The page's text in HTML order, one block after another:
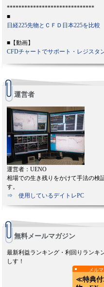
******************************
■
日経225先物とＣＦＤ日本225を比較
■【動画】
CFDチャートでサポート・レジスタ
運営者
運営者：UENO
相場での生き残りをかけて手法の検
す。
⇒ 使用しているデイトレPC
無料メールマガジン
最新利益ランキング・利回りランキ
しす！
メル
≪特典付